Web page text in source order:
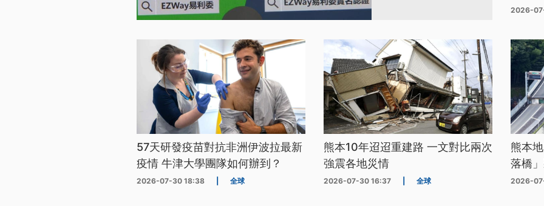
2026-
57天研發疫苗對抗非洲伊波拉最新
疫情 牛津大學團隊如何辦到？
2026-07-30 18:38 全球
熊本10年迢迢重建路 一文對比兩次
強震各地災情
2026-07-30 16:37 全球
熊本
落橋
2026-